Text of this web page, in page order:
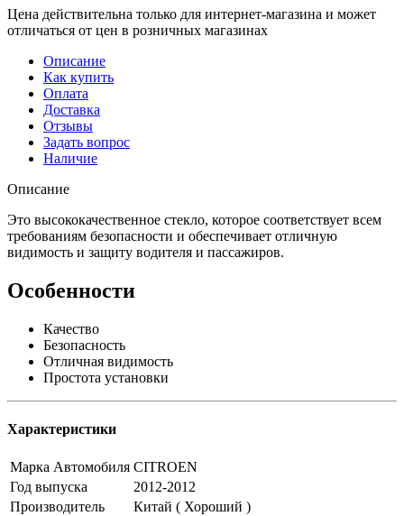
Цена действительна только для интернет-магазина и может
отличаться от цен в розничных магазинах
Описание
Как купить
Оплата
Доставка
Отзывы
Задать вопрос
Наличие
Описание
Это высококачественное стекло, которое соответствует всем
требованиям безопасности и обеспечивает отличную
видимость и защиту водителя и пассажиров.
Особенности
Качество
Безопасность
Отличная видимость
Простота установки
Характеристики
Марка Автомобиля CITROEN
Год выпуска
2012-2012
Производитель
Китай ( Хороший )